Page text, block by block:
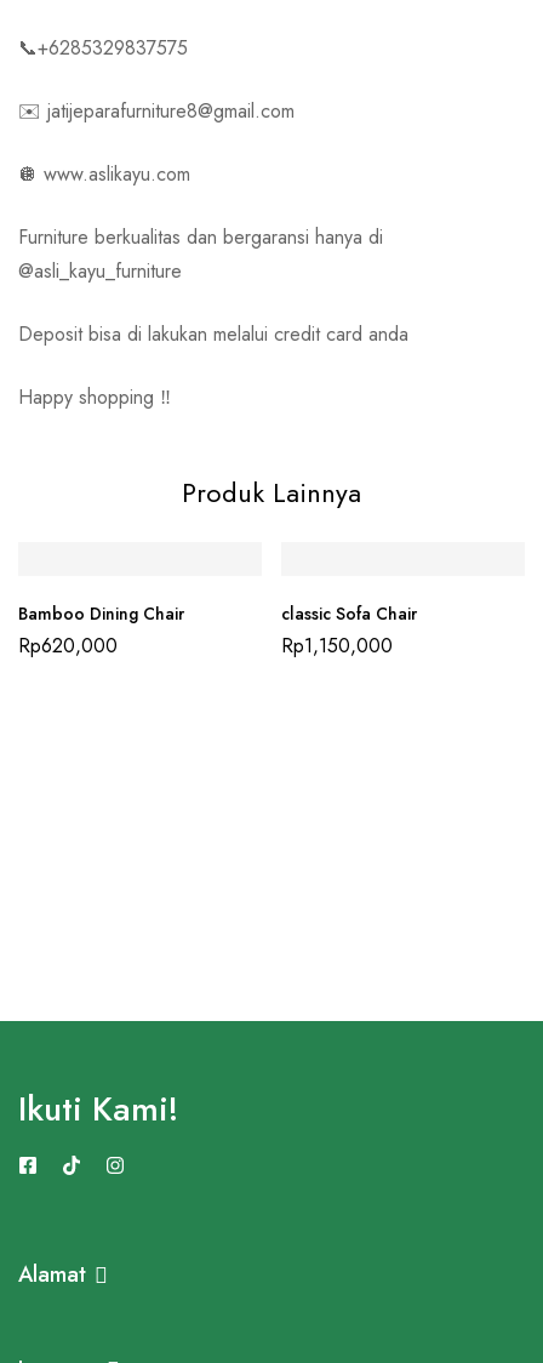
📞+6285329837575
✉️ jatijeparafurniture8@gmail.com
🪩 www.aslikayu.com
Furniture berkualitas dan bergaransi hanya di
@asli_kayu_furniture
Deposit bisa di lakukan melalui credit card anda
Happy shopping ‼️
Produk Lainnya
Bamboo Dining Chair
Rp620,000
classic Sofa Chair
Rp1,150,000
Alamat
Ikuti Kami!